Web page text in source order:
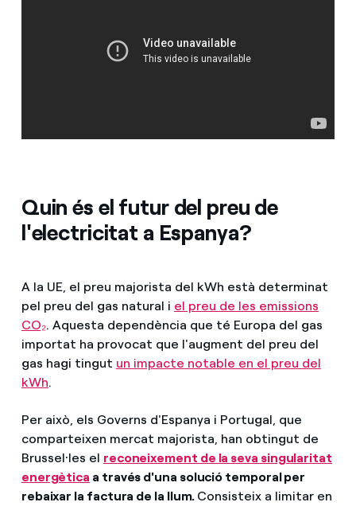
Quin és el futur del preu de
l'electricitat a Espanya?
A la UE, el preu majorista del kWh està determinat
pel preu del gas natural i el preu de les emissions
CO₂. Aquesta dependència que té Europa del gas
importat ha provocat que l'augment del preu del
gas hagi tingut un impacte notable en el preu del
kWh.
Per això, els Governs d'Espanya i Portugal, que
comparteixen mercat majorista, han obtingut de
Brussel·les el reconeixement de la seva singularitat
energètica a través d'una solució temporal per
rebaixar la factura de la llum. Consisteix a limitar en